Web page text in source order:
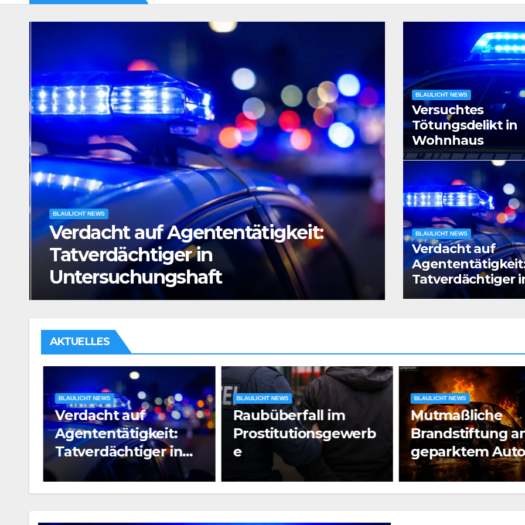
BLAULICHT NEWS
Verdacht auf Agententätigkeit:
Tatverdächtiger in
Untersuchungshaft
BLAULICHT NEWS
Raubüberfall
BLAULICHT NEWS
Versuchtes
Tötungsdelikt in
Wohnhaus
BLAULICHT NEWS
Verdacht auf
Tatverdächtiger
AKTUELLES
BLAULICHT NEWS
Verdacht auf
Agententätigkeit:
Tatverdächtiger in
Untersuchungshaft
BLAULICHT NEWS
Raubüberfall im
Prostitutionsgewerb
e
BLAULICHT NEWS
Mutmaßliche
Brandstiftung
geparktem Auto